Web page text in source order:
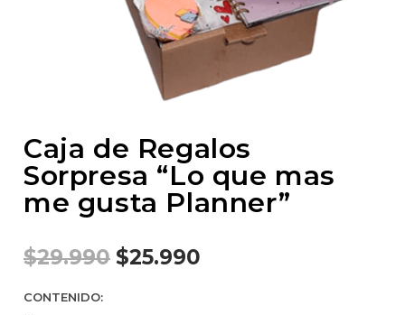
Caja de Regalos
Sorpresa “Lo que mas
me gusta Planner”
$29.990 $25.990
CONTENIDO: